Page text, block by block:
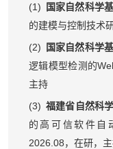
(1) 国家自然科学
的建模与控制技术研
(2) 国家自然科学
逻辑模型检测的
主持
(3) 福建省自然科
的高可信软件自
2026.08 ，在研，